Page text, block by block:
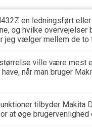
en ledningsført
og hvilke overvejelser
jeg vælger mellem de to
ville være mest
når man bruger
tilbyder Makita
at øge brugervenlighed